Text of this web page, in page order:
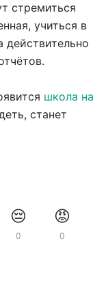
стремиться
учиться в
действительно
школа на
станет
😔
0
😡
0